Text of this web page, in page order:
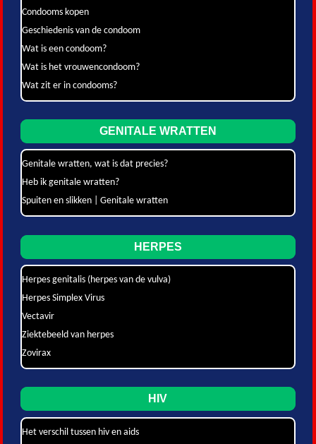
Condooms kopen
Geschiedenis van de condoom
Wat is een condoom?
Wat is het vrouwencondoom?
Wat zit er in condooms?
GENITALE WRATTEN
Genitale wratten, wat is dat precies?
Heb ik genitale wratten?
Spuiten en slikken | Genitale wratten
HERPES
Herpes genitalis (herpes van de vulva)
Herpes Simplex Virus
Vectavir
Ziektebeeld van herpes
Zovirax
HIV
Het verschil tussen hiv en aids